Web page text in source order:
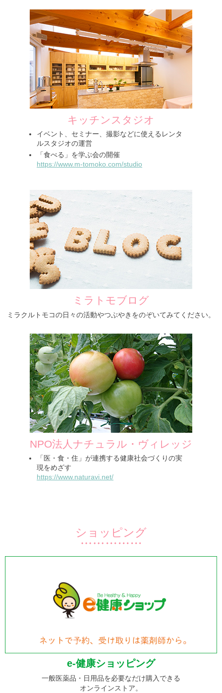
キッチンスタジオ
イベント、セミナー、撮影などに使えるレンタ
ルスタジオの運営
「食べる」を学ぶ会の開催
https://www.m-tomoko.com/studio
ミラトモブログ
ミラクルトモコの日々の活動やつぶやきをのぞいてみてください。
NPO法人ナチュラル・ヴィレッジ
「医・食・住」が連携する健康社会づくりの実
現をめざす
https://www.naturavi.net/
ショッピング
e-健康ショッピング
一般医薬品・日用品を必要なだけ購入できる
オンラインストア。